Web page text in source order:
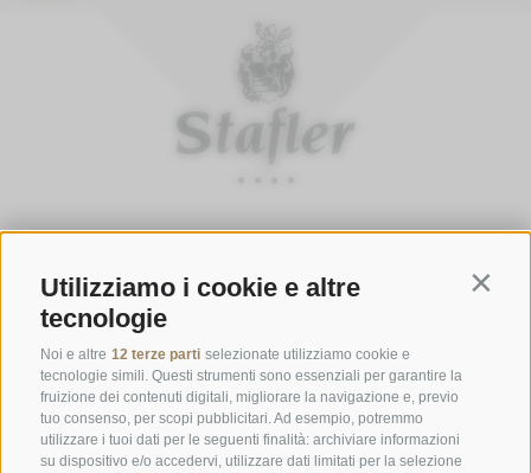
Utilizziamo i cookie e altre
tecnologie
Noi e altre 12 terze parti selezionate utilizziamo cookie e
tecnologie simili. Questi strumenti sono essenziali per garantire la
fruizione dei contenuti digitali, migliorare la navigazione e, previo
tuo consenso, per scopi pubblicitari. Ad esempio, potremmo
utilizzare i tuoi dati per le seguenti finalità: archiviare informazioni
su dispositivo e/o accedervi, utilizzare dati limitati per la selezione
Da giovedì a lunedì:dalle 19:00 alle 21:00
Sabato, domenica e giorni festivi:
dalle ore 19:00 alle ore 21:00
ORARI D'APERTURA GOURMETSTUBE EINHORN
Giovedì a lunedì:dalle ore 18:45 alle ore 19:45 (l'ultima ordinazione)
Giorni di riposo:martedì & mercoledì